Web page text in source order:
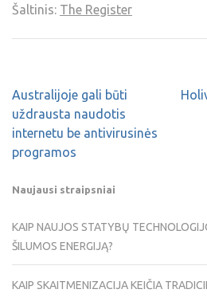
Šaltinis: The Register
Australijoje gali būti
uždrausta naudotis
internetu be antivirusinės
programos
Naujausi straipsniai
KAIP NAUJOS STATYBŲ
ŠILUMOS ENERGIJĄ?
KAIP SKAITMENIZACIJA KEIČIA